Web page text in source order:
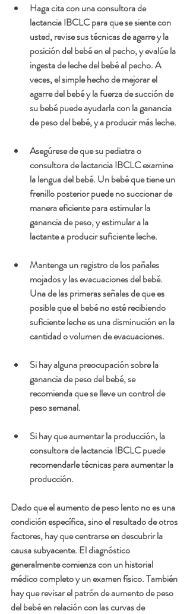
Haga cita con una consultora de
lactancia IBCLC para que se siente con
usted, revise sus técnicas de agarre y la
posición del bebé en el pecho, y evalúe la
ingesta de leche del bebé al pecho. A
veces, el simple hecho de mejorar el
agarre del bebé y la fuerza de succión de
su bebé puede ayudarla con la ganancia
de peso del bebé, y a producir más leche.
Asegúrese de que su pediatra o
consultora de lactancia IBCLC examine
la lengua del bebé. Un bebé que tiene un
frenillo posterior puede no succionar de
manera eficiente para estimular la
ganancia de peso, y estimular a la
lactante a producir suficiente leche.
Mantenga un registro de los pañales
mojados y las evacuaciones del bebé.
Una de las primeras señales de que es
posible que el bebé no esté recibiendo
suficiente leche es una disminución en la
cantidad o volumen de evacuaciones.
Si hay alguna preocupación sobre la
ganancia de peso del bebé, se
recomienda que se lleve un control de
peso semanal.
Si hay que aumentar la producción, la
consultora de lactancia IBCLC puede
recomendarle técnicas para aumentar la
producción.
Dado que el aumento de peso lento no es una
condición específica, sino el resultado de otros
factores, hay que centrarse en descubrir la
causa subyacente. El diagnóstico
generalmente comienza con un historial
médico completo y un examen físico. También
hay que revisar el patrón de aumento de peso
del bebé en relación con las curvas de